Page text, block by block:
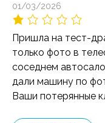
01/03/2026
Пришла на тест-
только фото в
соседнем
дали машину по
Ваши потерянные